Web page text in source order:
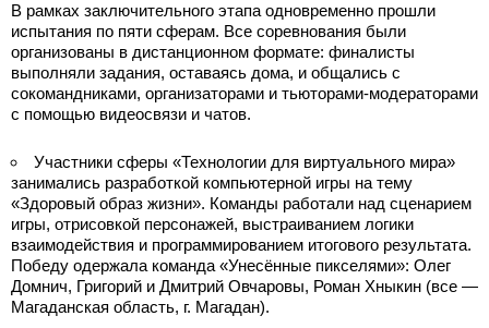
В рамках заключительного этапа одновременно прошли
испытания по пяти сферам. Все соревнования были
организованы в дистанционном формате: финалисты
выполняли задания, оставаясь дома, и общались с
сокомандниками, организаторами и тьюторами-модераторами
с помощью видеосвязи и чатов.
Участники сферы «Технологии для виртуального мира»
занимались разработкой компьютерной игры на тему
«Здоровый образ жизни». Команды работали над сценарием
игры, отрисовкой персонажей, выстраиванием логики
взаимодействия и программированием итогового результата.
Победу одержала команда «Унесённые пикселями»: Олег
Домнич, Григорий и Дмитрий Овчаровы, Роман Хныкин (все —
Магаданская область, г. Магадан).